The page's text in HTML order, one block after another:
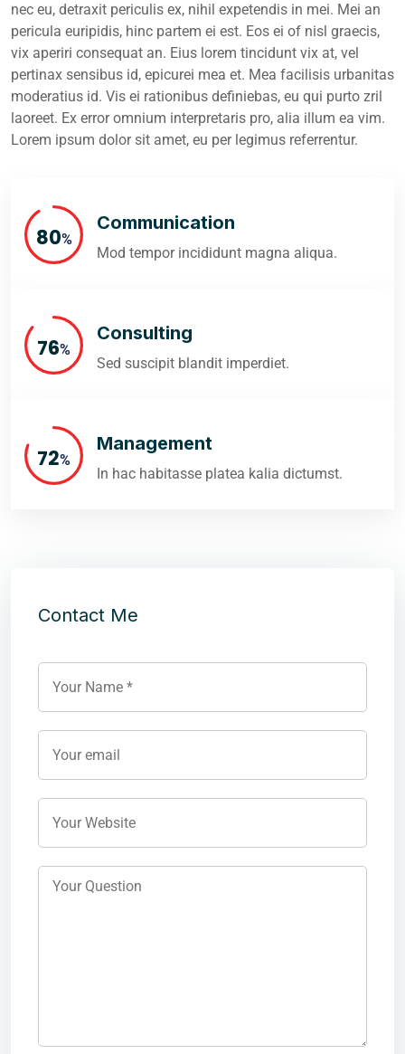
nec eu, detraxit periculis ex, nihil expetendis in mei. Mei an
pericula euripidis, hinc partem ei est. Eos ei of nisl graecis,
vix aperiri consequat an. Eius lorem tincidunt vix at, vel
pertinax sensibus id, epicurei mea et. Mea facilisis urbanitas
moderatius id. Vis ei rationibus definiebas, eu qui purto zril
laoreet. Ex error omnium interpretaris pro, alia illum ea vim.
Lorem ipsum dolor sit amet, eu per legimus referrentur.
89%
Communication
Mod tempor incididunt magna aliqua.
84%
Consulting
Sed suscipit blandit imperdiet.
80%
Management
In hac habitasse platea kalia dictumst.
Contact Me